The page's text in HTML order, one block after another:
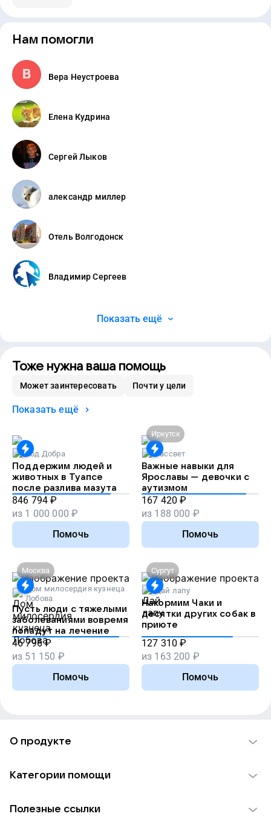
Нам помогли
Вера Неустроева
Елена Кудрина
Сергей Лыков
александр миллер
Отель Волгодонск
Владимир Сергеев
Показать ещё
Тоже нужна ваша помощь
Может заинтересовать Почти у цели
Показать ещё
Код Добра
Поддержим людей и
животных в Туапсе
после разлива мазута
846 794 ₽
из 1 000 000 ₽
Помочь
Иркутск
Рассвет
Важные навыки для
Ярославы — девочки с
аутизмом
167 420 ₽
из 188 000 ₽
Помочь
Москва
Дом милосердия кузнеца
Лобова
Пусть люди с тяжелыми
заболеваниями вовремя
попадут на лечение
46 796 ₽
из 51 150 ₽
Помочь
Сургут
Дай лапу
Накормим Чаки и
десятки других собак в
приюте
127 310 ₽
из 163 200 ₽
Помочь
О продукте
Использование материалов
Категории помощи
Полезные ссылки